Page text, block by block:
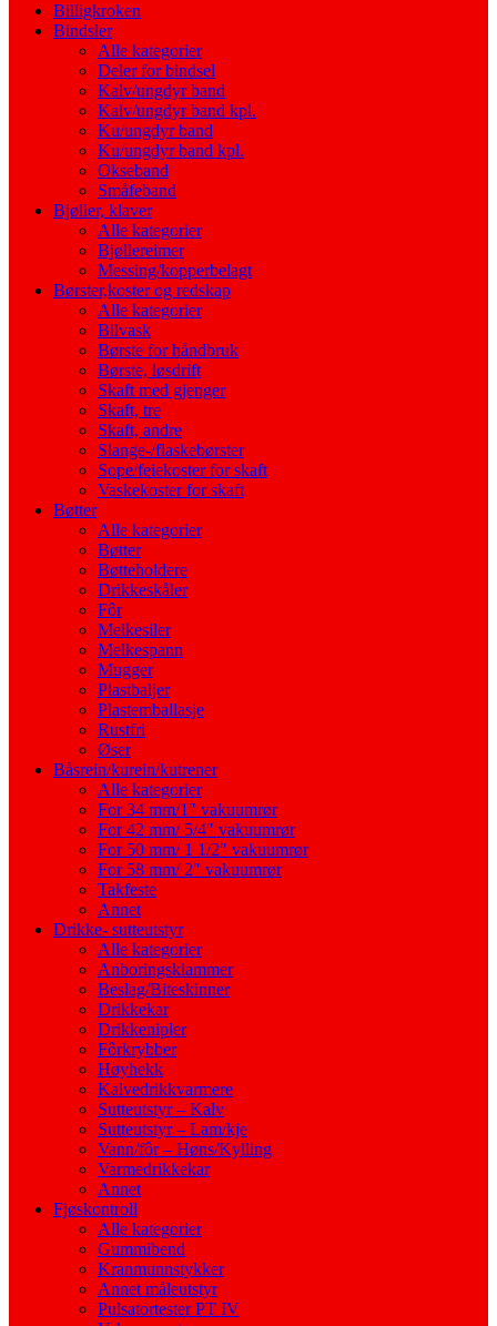
Billigkroken
Bindsler
Alle kategorier
Deler for bindsel
Kalv/ungdyr band
Kalv/ungdyr band kpl.
Ku/ungdyr band
Ku/ungdyr band kpl.
Okseband
Småfeband
Bjøller, klaver
Alle kategorier
Bjøllereimer
Messing/kopperbelagt
Børster,koster og redskap
Alle kategorier
Bilvask
Børste for håndbruk
Børste, løsdrift
Skaft med gjenger
Skaft, tre
Skaft, andre
Slange-/flaskebørster
Sope/feiekoster for skaft
Vaskekoster for skaft
Bøtter
Alle kategorier
Bøtter
Bøtteholdere
Drikkeskåler
Fôr
Melkesiler
Melkespann
Mugger
Plastbaljer
Plastemballasje
Rustfri
Øser
Båsrein/kurein/kutrener
Alle kategorier
For 34 mm/1″ vakuumrør
For 42 mm/ 5/4″ vakuumrør
For 50 mm/ 1 1/2″ vakuumrør
For 58 mm/ 2″ vakuumrør
Takfeste
Annet
Drikke- sutteutstyr
Alle kategorier
Anboringsklammer
Beslag/Biteskinner
Drikkekar
Drikkenipler
Fôrkrybber
Høyhekk
Kalvedrikkvarmere
Sutteutstyr – Kalv
Sutteutstyr – Lam/kje
Vann/fôr – Høns/Kylling
Varmedrikkekar
Annet
Fjøskontroll
Alle kategorier
Gummibend
Kranmunnstykker
Annet måleutstyr
Pulsatortester PT IV